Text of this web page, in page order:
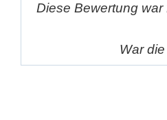
Diese Bewertung war
War